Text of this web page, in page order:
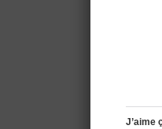
J’aime